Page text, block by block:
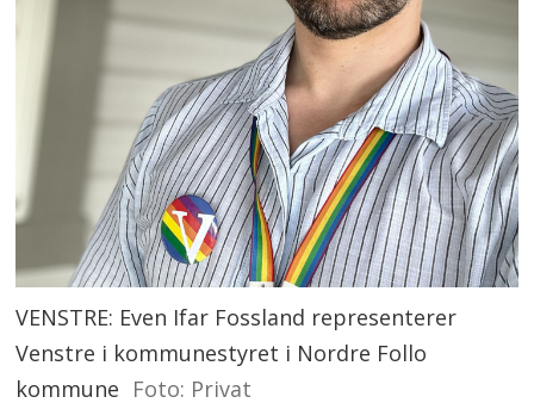
VENSTRE: Even Ifar Fossland representerer
Venstre i kommunestyret i Nordre Follo
kommune Foto: Privat